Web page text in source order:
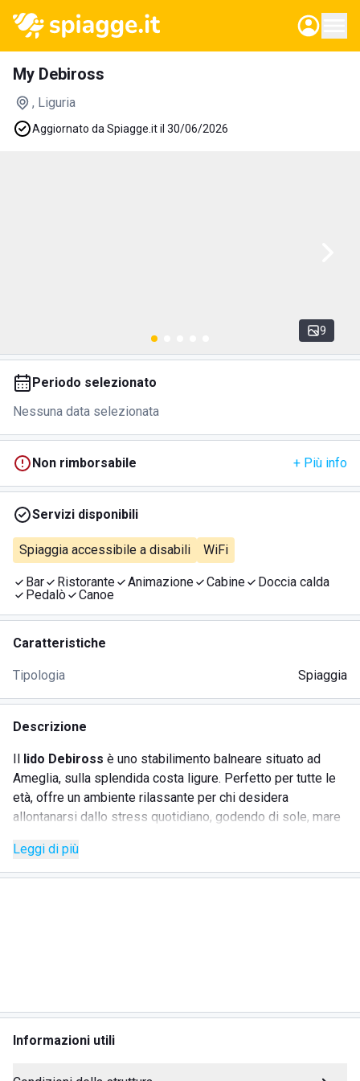
My Debiross
, Liguria
Aggiornato da Spiagge.it il 30/06/2026
9
Periodo selezionato
Nessuna data selezionata
Non rimborsabile + Più info
Servizi disponibili
Spiaggia accessibile a disabili WiFi
Bar Ristorante Animazione Cabine
Doccia calda
Pedalò
Canoe
Caratteristiche
Tipologia Spiaggia
Descrizione
Il lido Debiross è uno stabilimento balneare situato ad
Ameglia, sulla splendida costa ligure. Perfetto per tutte le
età, offre un ambiente rilassante per chi desidera
allontanarsi dallo stress quotidiano, godendo di sole, mare
assicurando una struttura sicura con operazioni quotidiane
di pulizia e sanificazione. Oltre ai servizi standard, il lido
Ristorante
Leggi di più
Informazioni utili